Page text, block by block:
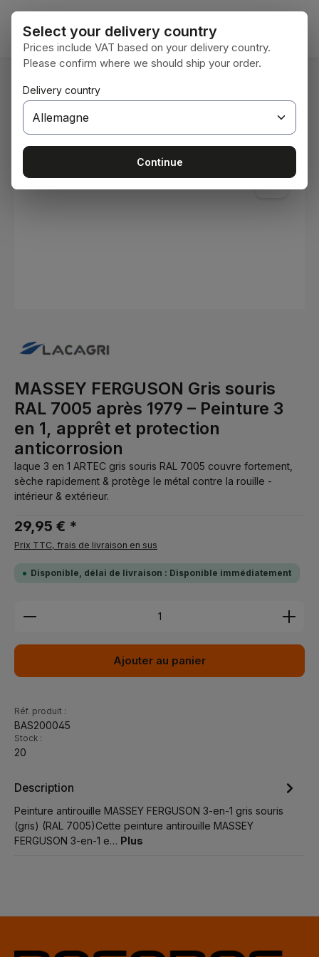
Passer au contenu principal
Vous êtes ici : Accueil
Peintures et vernis
Ignorer la galerie d'images
MASSEY FERGUSON Gris souris
RAL 7005 après 1979 – Peinture 3
en 1, apprêt et protection
anticorrosion
laque 3 en 1 ARTEC gris souris RAL 7005 couvre fortement,
sèche rapidement & protège le métal contre la rouille -
intérieur & extérieur.
29,95 € *
Prix TTC, frais de livraison en sus
Disponible, délai de livraison : Disponible immédiatement
Quantité de produit : Entrez la quantité
Ajouter au panier
Réf. produit :
BAS200045
Stock :
20
Description
Peinture antirouille MASSEY FERGUSON 3-en-1 gris souris
(gris) (RAL 7005)Cette peinture antirouille MASSEY
FERGUSON 3-en-1 e… Plus
Select your delivery country
Prices include VAT based on your delivery country.
Please confirm where we should ship your order.
Delivery country
Continue